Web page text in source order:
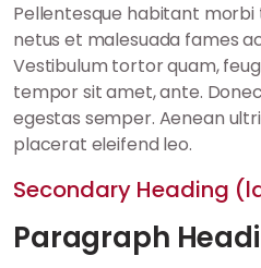
Pellentesque habitant
netus et malesuada fames
Vestibulum tortor quam,
tempor sit amet, ante.
egestas semper. Aenean
placerat eleifend leo.
Secondary Heading
Paragraph